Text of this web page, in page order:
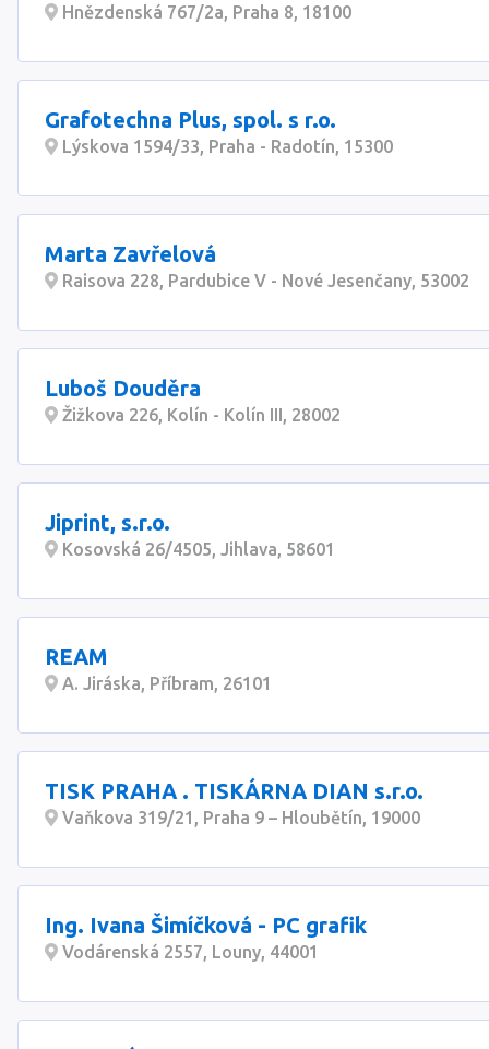
Hnězdenská 767/2a, Praha 8, 18100
Grafotechna Plus, spol. s r.o.
Lýskova 1594/33, Praha - Radotín, 15300
Marta Zavřelová
Raisova 228, Pardubice V - Nové Jesenčany, 53002
Luboš Douděra
Žižkova 226, Kolín - Kolín III, 28002
Jiprint, s.r.o.
Kosovská 26/4505, Jihlava, 58601
REAM
A. Jiráska, Příbram, 26101
TISK PRAHA . TISKÁRNA DIAN s.r.o.
Vaňkova 319/21, Praha 9 – Hloubětín, 19000
Ing. Ivana Šimíčková - PC grafik
Vodárenská 2557, Louny, 44001